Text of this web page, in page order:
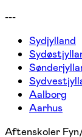
---
Sydjylland
Aalborg
Aarhus
Aftenskoler